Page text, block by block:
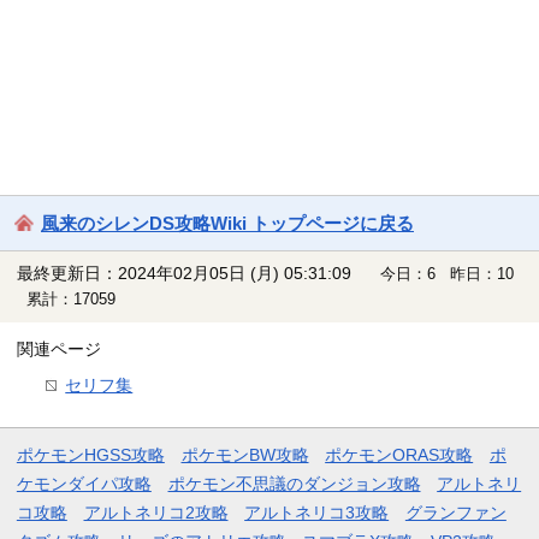
風来のシレンDS攻略Wiki トップページに戻る
最終更新日：2024年02月05日 (月) 05:31:09
今日：6 昨日：10
累計：17059
関連ページ
セリフ集
ポケモンHGSS攻略 ポケモンBW攻略 ポケモンORAS攻略
ポ
ケモンダイパ攻略
ポケモン不思議のダンジョン攻略
アルトネリ
コ攻略
アルトネリコ2攻略 アルトネリコ3攻略
グランファン